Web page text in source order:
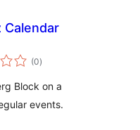
Calendar
(0कुल
दर)
Block on a
events.